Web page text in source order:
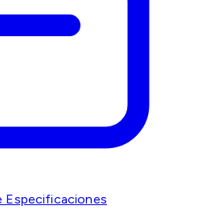
Especificaciones